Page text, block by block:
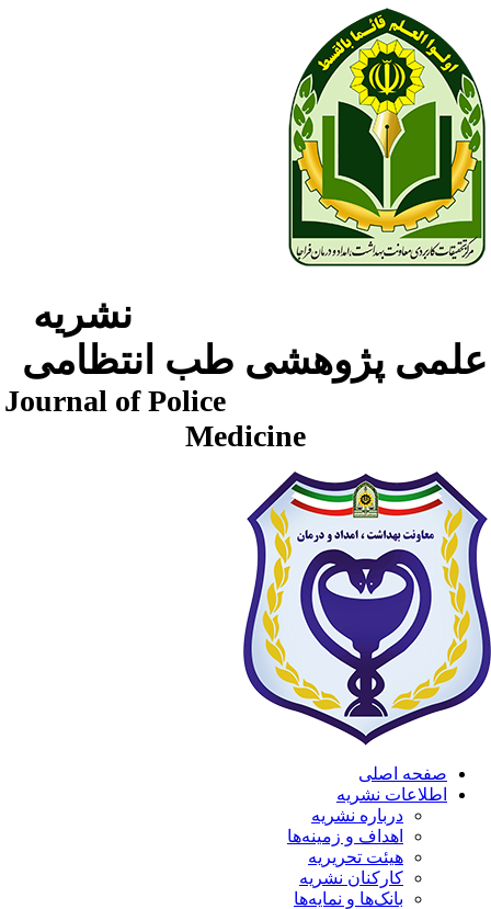
نشریه
پژوهشی طب انتظامی
Journal of Police
Medicine
صفحه اصلی
اطلاعات نشریه
درباره نشریه
اهداف و زمینه‌ها
هیئت تحریریه
کارکنان نشریه
بانک‌ها و نمایه‌ها